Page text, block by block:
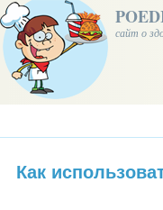
сайт о
Как